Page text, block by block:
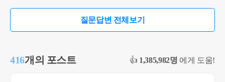
며, 사망당시 피상속인의 주택이 여러채였다면 보
니다. 이에 해당할 경우, 1세대 1주택 양도소득세 비
질문답변 전체보기
416개의 포스트 👍 1,385,982명 에게 도움!